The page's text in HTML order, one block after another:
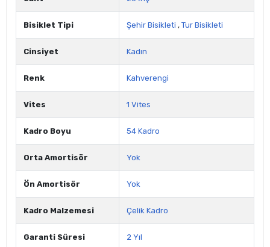
Bisiklet Tipi Şehir Bisikleti , Tur Bisikleti
Cinsiyet Kadın
Renk Kahverengi
Vites 1 Vites
Kadro Boyu 54 Kadro
Orta Amortisör Yok
Ön Amortisör Yok
Kadro Malzemesi Çelik Kadro
Garanti Süresi 2 Yıl